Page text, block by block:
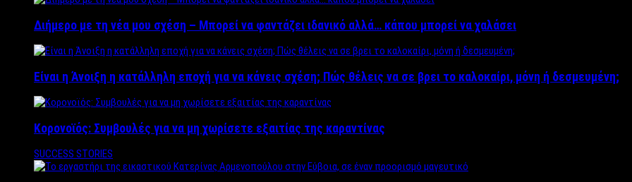
Διήμερο με τη νέα μου σχέση – Μπορεί να φαντάζει ιδανικό αλλά… κάπου μπορεί να χαλάσει
Είναι η Άνοιξη η κατάλληλη εποχή για να κάνεις σχέση; Πώς θέλεις να σε βρει το καλοκαίρι, μόνη ή δεσμευμένη;
Κορονοϊός: Συμβουλές για να μη χωρίσετε εξαιτίας της καραντίνας
SUCCESS STORIES